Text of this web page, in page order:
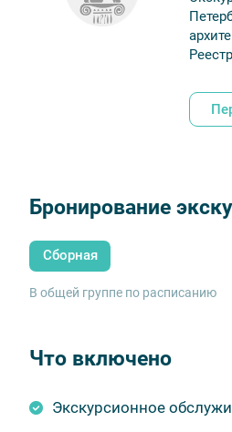
Бронирование
Сборная
В общей группе по расписанию
Что включено
Экскурсионное